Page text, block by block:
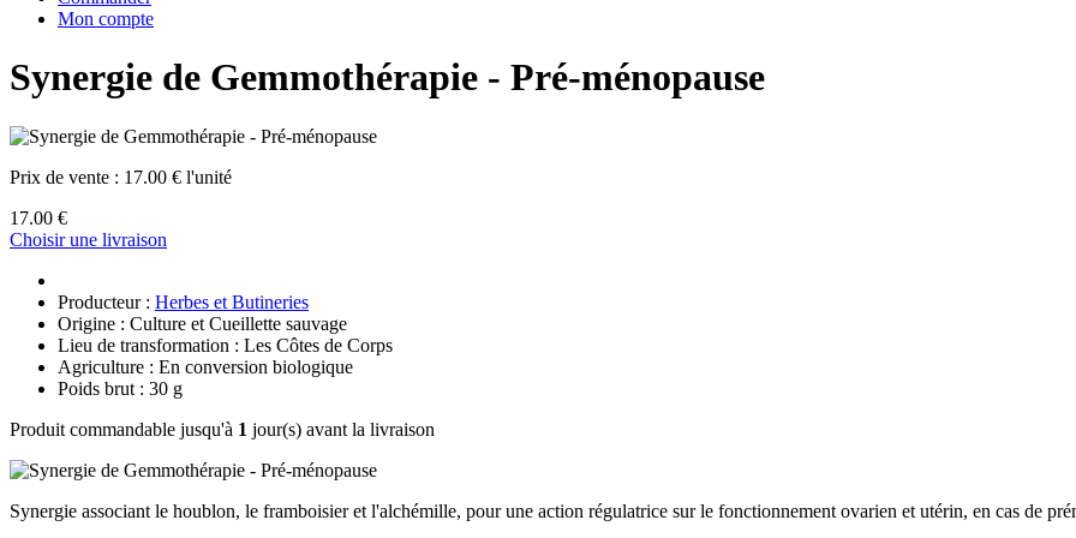
Mon compte
Synergie de Gemmothérapie - Pré-ménopause
Prix de vente : 17.00 € l'unité
17.00 €
Choisir une livraison
Producteur : Herbes et Butineries
Origine : Culture et Cueillette sauvage
Lieu de transformation : Les Côtes de Corps
Agriculture : En conversion biologique
Poids brut : 30 g
Produit commandable jusqu'à 1 jour(s) avant la livraison
Synergie associant le houblon, le framboisier et l'alchémille, pour une action régulatrice sur le fonctionnement ovarien et utérin, en cas de